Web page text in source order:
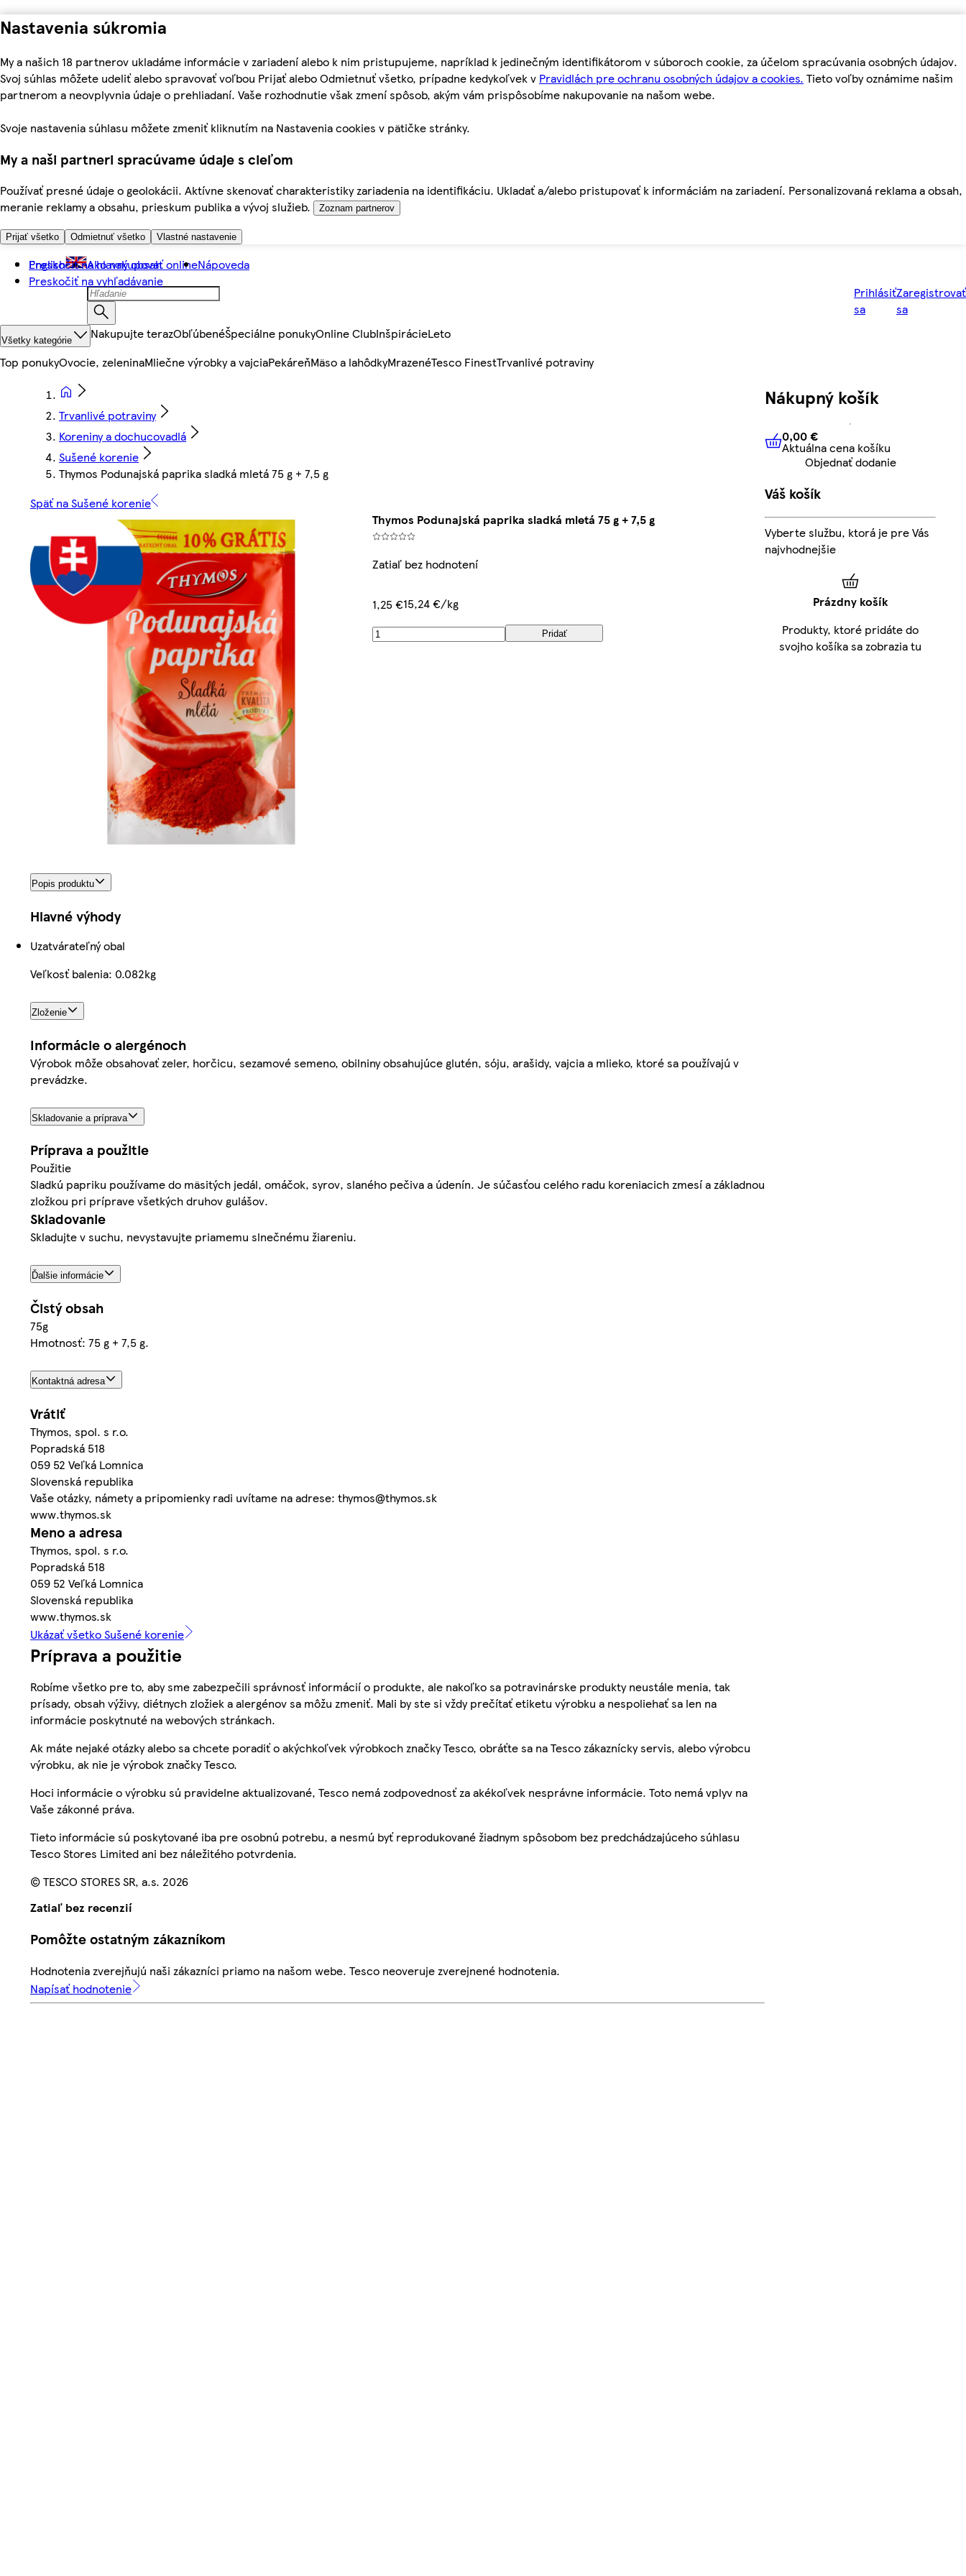
Nastavenia súkromia
My a našich 18 partnerov ukladáme informácie v zariadení alebo k nim pristupujeme, napríklad k jedinečným identifikátorom v súboroch cookie, za účelom spracúvania osobných údajov.
Svoj súhlas môžete udeliť alebo spravovať voľbou Prijať alebo Odmietnuť všetko, prípadne kedykoľvek v Pravidlách pre ochranu osobných údajov a cookies. Tieto voľby oznámime našim
partnerom a neovplyvnia údaje o prehliadaní. Vaše rozhodnutie však zmení spôsob, akým vám prispôsobíme nakupovanie na našom webe.
Svoje nastavenia súhlasu môžete zmeniť kliknutím na Nastavenia cookies v pätičke stránky.
My a naši partneri spracúvame údaje s cieľom
Používať presné údaje o geolokácii. Aktívne skenovať charakteristiky zariadenia na identifikáciu. Ukladať a/alebo pristupovať k informáciám na zariadení. Personalizovaná reklama a obsah,
meranie reklamy a obsahu, prieskum publika a vývoj služieb.
Zoznam partnerov
Prijať všetko Odmietnuť všetko Vlastné nastavenie
Preskočiť na hlavný obsah
Preskočiť na vyhľadávanie
English Ako nakupovať onlineNápoveda
Prihlásiť
sa
Zaregistrovať
sa
Všetky kategórie Nakupujte terazObľúbenéŠpeciálne ponukyOnline ClubInšpirácieLeto
Top ponukyOvocie, zeleninaMliečne výrobky a vajciaPekáreňMäso a lahôdkyMrazenéTesco FinestTrvanlivé potraviny
Trvanlivé potraviny
Koreniny a dochucovadlá
Sušené korenie
Thymos Podunajská paprika sladká mletá 75 g + 7,5 g
Späť na Sušené korenie
Thymos Podunajská paprika sladká mletá 75 g + 7,5 g
Zatiaľ bez hodnotení
1,25 €15,24 €/kg
Pridať
Popis produktu
Hlavné výhody
Uzatvárateľný obal
Veľkosť balenia: 0.082kg
Zloženie
Informácie o alergénoch
Výrobok môže obsahovať zeler, horčicu, sezamové semeno, obilniny obsahujúce glutén, sóju, arašidy, vajcia a mlieko, ktoré sa používajú v
prevádzke.
Skladovanie a príprava
Príprava a použitie
Použitie
Sladkú papriku používame do mäsitých jedál, omáčok, syrov, slaného pečiva a údenín. Je súčasťou celého radu koreniacich zmesí a základnou
zložkou pri príprave všetkých druhov gulášov.
Skladovanie
Skladujte v suchu, nevystavujte priamemu slnečnému žiareniu.
Ďalšie informácie
Čistý obsah
75g
Hmotnosť: 75 g + 7,5 g.
Kontaktná adresa
Vrátiť
Thymos, spol. s r.o.
Popradská 518
059 52 Veľká Lomnica
Slovenská republika
Vaše otázky, námety a pripomienky radi uvítame na adrese: thymos@thymos.sk
www.thymos.sk
Meno a adresa
Thymos, spol. s r.o.
Popradská 518
059 52 Veľká Lomnica
Slovenská republika
www.thymos.sk
Ukázať všetko Sušené korenie
Príprava a použitie
Robíme všetko pre to, aby sme zabezpečili správnosť informácií o produkte, ale nakoľko sa potravinárske produkty neustále menia, tak
prísady, obsah výživy, diétnych zložiek a alergénov sa môžu zmeniť. Mali by ste si vždy prečítať etiketu výrobku a nespoliehať sa len na
informácie poskytnuté na webových stránkach.
Ak máte nejaké otázky alebo sa chcete poradiť o akýchkoľvek výrobkoch značky Tesco, obráťte sa na Tesco zákaznícky servis, alebo výrobcu
výrobku, ak nie je výrobok značky Tesco.
Hoci informácie o výrobku sú pravidelne aktualizované, Tesco nemá zodpovednosť za akékoľvek nesprávne informácie. Toto nemá vplyv na
Vaše zákonné práva.
Tieto informácie sú poskytované iba pre osobnú potrebu, a nesmú byť reprodukované žiadnym spôsobom bez predchádzajúceho súhlasu
Tesco Stores Limited ani bez náležitého potvrdenia.
© TESCO STORES SR, a.s. 2026
Zatiaľ bez recenzií
Pomôžte ostatným zákazníkom
Hodnotenia zverejňujú naši zákazníci priamo na našom webe. Tesco neoveruje zverejnené hodnotenia.
Napísať hodnotenie
Nákupný košík
0,00 € Aktuálna cena košíku
0,00 €
Aktuálna cena košíku
Objednať dodanie
Váš košík
Vyberte službu, ktorá je pre Vás
najvhodnejšie
Prázdny košík
Produkty, ktoré pridáte do
svojho košíka sa zobrazia tu